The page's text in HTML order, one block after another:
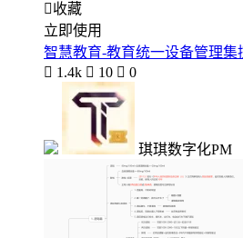
收藏
立即使用
智慧教育-教育统一设备管理集
 1.4k  10  0
琪琪数字化PM